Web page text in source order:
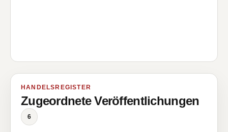
HANDELSREGISTER
Zugeordnete Veröffentlichungen
6